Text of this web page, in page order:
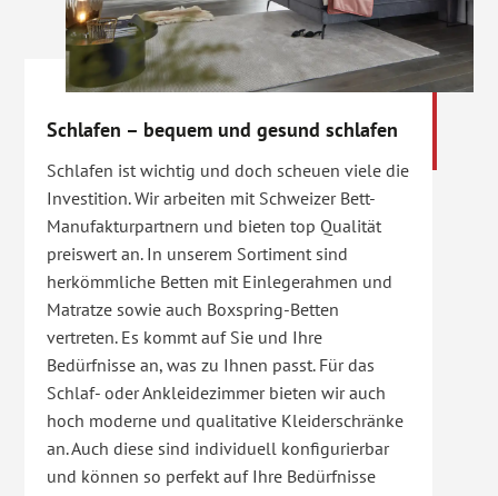
Schlafen – bequem und gesund schlafen
Schlafen ist wichtig und doch scheuen viele die
Investition. Wir arbeiten mit Schweizer Bett-
Manufakturpartnern und bieten top Qualität
preiswert an. In unserem Sortiment sind
herkömmliche Betten mit Einlegerahmen und
Matratze sowie auch Boxspring-Betten
vertreten. Es kommt auf Sie und Ihre
Bedürfnisse an, was zu Ihnen passt. Für das
Schlaf- oder Ankleidezimmer bieten wir auch
hoch moderne und qualitative Kleiderschränke
an. Auch diese sind individuell konfigurierbar
und können so perfekt auf Ihre Bedürfnisse